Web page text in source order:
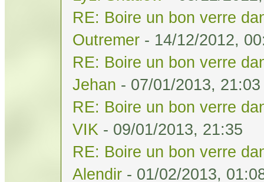
RE: Boire un bon verre
Outremer - 14/12/2012,
RE: Boire un bon verre
Jehan - 07/01/2013, 21:03
RE: Boire un bon verre
VIK - 09/01/2013, 21:35
RE: Boire un bon verre
Alendir - 01/02/2013,